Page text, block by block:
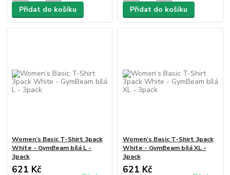
Přidat do košíku Přidat do košíku
Women‘s Basic T-Shirt 3pack
White - GymBeam bílá L -
3pack
621 Kč
Women‘s Basic T-Shirt 3pack
White - GymBeam bílá XL -
3pack
621 Kč